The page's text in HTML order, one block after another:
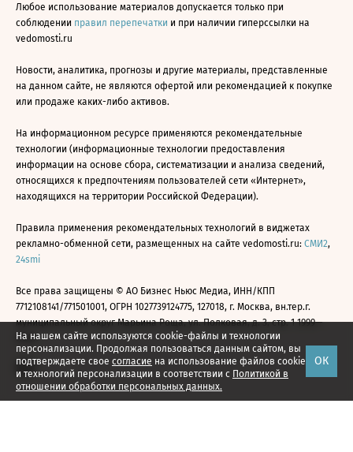
На нашем сайте используются cookie-файлы и технологии
персонализации. Продолжая пользоваться данным сайтом, вы
подтверждаете свое согласие на использование файлов cookie
и технологий персонализации в соответствии с Политикой в
отношении обработки персональных данных.
ОК
Любое использование материалов допускается только при
соблюдении правил перепечатки и при наличии гиперссылки на
vedomosti.ru
Новости, аналитика, прогнозы и другие материалы, представленные
на данном сайте, не являются офертой или рекомендацией к покупке
или продаже каких-либо активов.
На информационном ресурсе применяются рекомендательные
технологии (информационные технологии предоставления
информации на основе сбора, систематизации и анализа сведений,
относящихся к предпочтениям пользователей сети «Интернет»,
находящихся на территории Российской Федерации).
Правила применения рекомендательных технологий в виджетах
рекламно-обменной сети, размещенных на сайте vedomosti.ru: СМИ2,
24smi
Все права защищены © АО Бизнес Ньюс Медиа, ИНН/КПП
7712108141/771501001, ОГРН 1027739124775, 127018, г. Москва, вн.тер.г.
муниципальный округ Марьина Роща, ул. Полковая, д. 3, стр. 1 1999—
2026